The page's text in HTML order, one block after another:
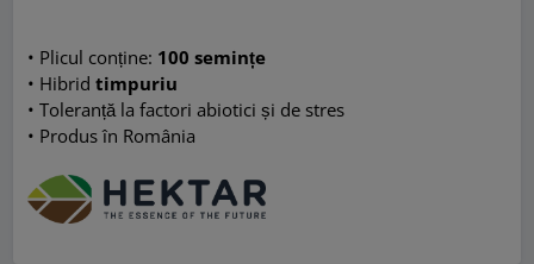
• Plicul conține: 100 semințe
• Hibridtimpuriu
• Toleranță la factori abiotici și de stres
• Produs în România